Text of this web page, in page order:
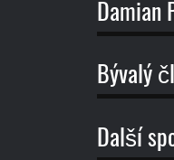
Damian
Bývalý
Další